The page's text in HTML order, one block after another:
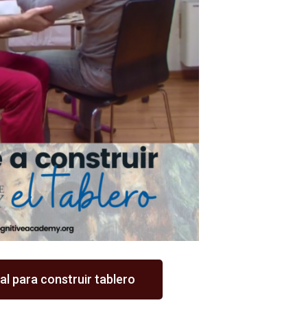
para construir tablero